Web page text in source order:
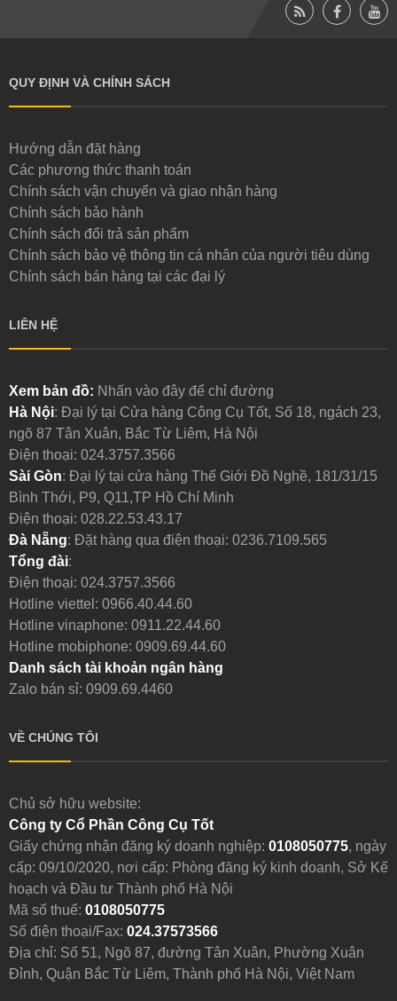
QUY ĐỊNH VÀ CHÍNH SÁCH
Hướng dẫn đặt hàng
Các phương thức thanh toán
Chính sách vận chuyển và giao nhận hàng
Chính sách bảo hành
Chính sách đổi trả sản phẩm
Chính sách bảo vệ thông tin cá nhân của người tiêu dùng
Chính sách bán hàng tại các đại lý
LIÊN HỆ
Xem bản đồ: Nhấn vào đây để chỉ đường
Hà Nội: Đại lý tại Cửa hàng Công Cụ Tốt, Số 18, ngách 23,
ngõ 87 Tân Xuân, Bắc Từ Liêm, Hà Nội
Điện thoại: 024.3757.3566
Sài Gòn: Đại lý tại cửa hàng Thế Giới Đồ Nghề, 181/31/15
Bình Thới, P9, Q11,TP Hồ Chí Minh
Điện thoại: 028.22.53.43.17
Đà Nẵng: Đặt hàng qua điện thoại: 0236.7109.565
Tổng đài:
Điện thoại: 024.3757.3566
Hotline viettel: 0966.40.44.60
Hotline vinaphone: 0911.22.44.60
Hotline mobiphone: 0909.69.44.60
Danh sách tài khoản ngân hàng
Zalo bán sỉ: 0909.69.4460
VỀ CHÚNG TÔI
Chủ sở hữu website:
Công ty Cổ Phần Công Cụ Tốt
Giấy chứng nhận đăng ký doanh nghiệp: 0108050775, ngày
cấp: 09/10/2020, nơi cấp: Phòng đăng ký kinh doanh, Sở Kế
hoạch và Đầu tư Thành phố Hà Nội
Mã số thuế: 0108050775
Số điện thoại/Fax: 024.37573566
Địa chỉ: Số 51, Ngõ 87, đường Tân Xuân, Phường Xuân
Đỉnh, Quận Bắc Từ Liêm, Thành phố Hà Nội, Việt Nam